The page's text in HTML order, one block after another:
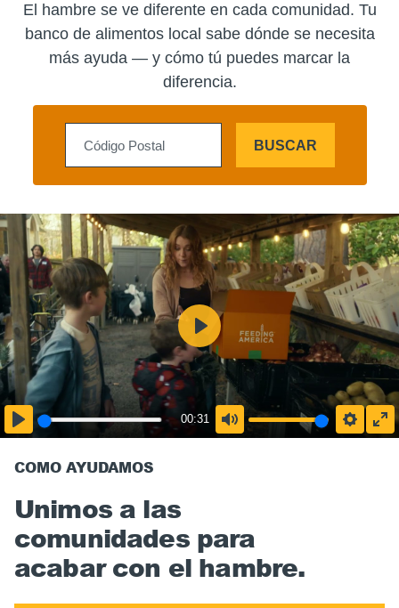
El hambre se ve diferente en cada comunidad. Tu
banco de alimentos local sabe dónde se necesita
más ayuda — y cómo tú puedes marcar la
diferencia.
BUSCAR
00:31
COMO AYUDAMOS
Unimos a las
comunidades para
acabar con el hambre.